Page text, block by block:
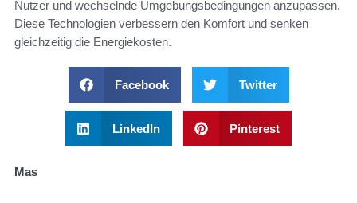
Nutzer und wechselnde Umgebungsbedingungen anzupassen.
Diese Technologien verbessern den Komfort und senken
gleichzeitig die Energiekosten.
Facebook Twitter
LinkedIn Pinterest
Mas